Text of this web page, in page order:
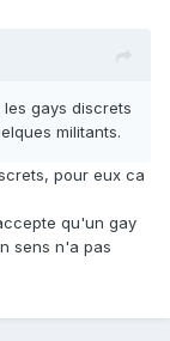
gays discrets
militants.
pour eux ca
qu'un gay
sens n'a pas